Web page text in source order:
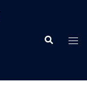
Search